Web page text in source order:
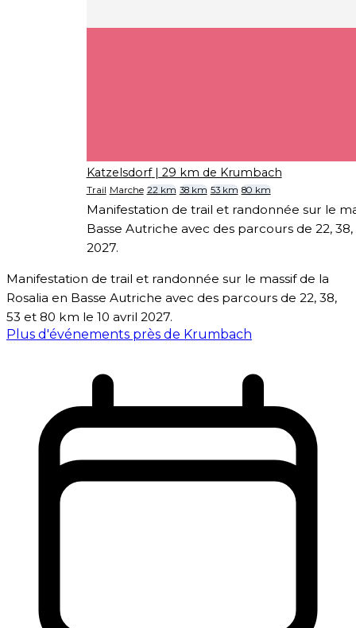
Katzelsdorf | 29 km de Krumbach
Trail Marche 22 km 38 km 53 km 80 km
Manifestation de trail et randonnée sur le
Basse Autriche avec des parcours de 22,
2027.
Manifestation de trail et randonnée sur le massif de la
Rosalia en Basse Autriche avec des parcours de 22, 38,
53 et 80 km le 10 avril 2027.
Plus d'événements près de Krumbach